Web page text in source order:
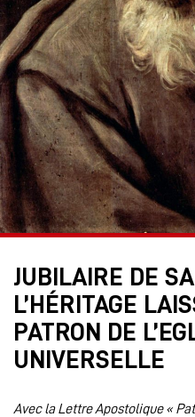
JUBILAIRE DE
L’HÉRITAGE
PATRON DE
UNIVERSELLE
Avec la Lettre Apostolique «